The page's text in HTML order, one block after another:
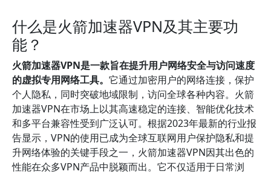
什么是火箭加速器VPN及其主要功
能？
火箭加速器VPN是一款旨在提升用户网络安全与访问速度
的虚拟专用网络工具。 它通过加密用户的网络连接，保护
个人隐私，同时突破地域限制，访问全球各种内容。火箭
加速器VPN在市场上以其高速稳定的连接、智能优化技术
和多平台兼容性受到广泛认可。根据2023年最新的行业报
告显示，VPN的使用已成为全球互联网用户保护隐私和提
升网络体验的关键手段之一，火箭加速器VPN因其出色的
性能在众多VPN产品中脱颖而出。它不仅适用于日常浏